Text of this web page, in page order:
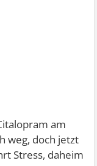
am
weg, doch jetzt
Stress, daheim